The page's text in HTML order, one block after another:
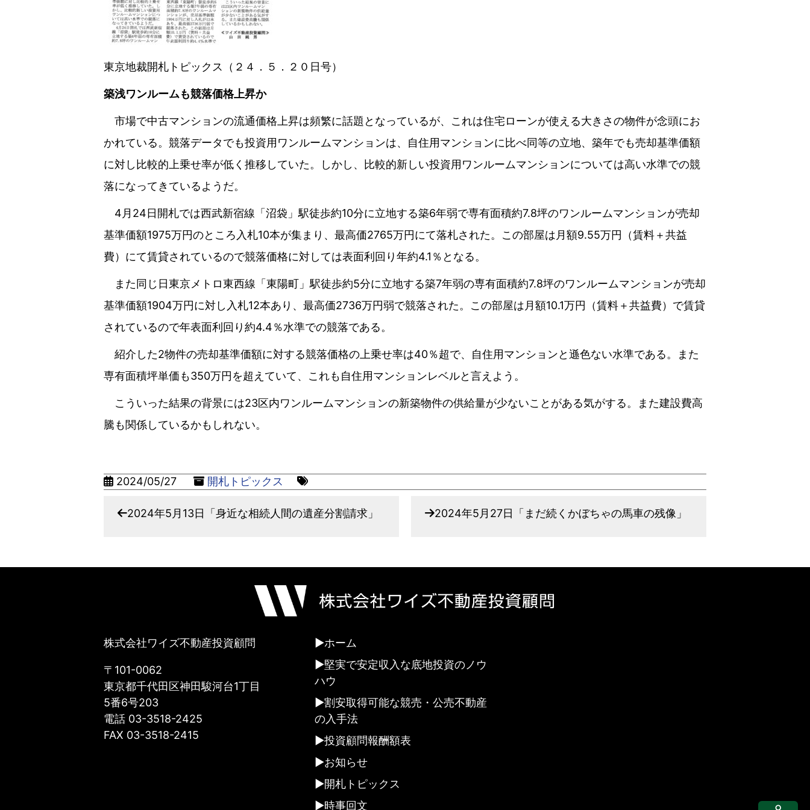
東京地裁開札トピックス（２４．５．２０日号）
築浅ワンルームも競落価格上昇か
市場で中古マンションの流通価格上昇は頻繁に話題となっているが、これは住宅ローンが使える大きさの物件が念頭にお
かれている。競落データでも投資用ワンルームマンションは、自住用マンションに比べ同等の立地、築年でも売却基準価額
に対し比較的上乗せ率が低く推移していた。しかし、比較的新しい投資用ワンルームマンションについては高い水準での競
落になってきているようだ。
4月24日開札では西武新宿線「沼袋」駅徒歩約10分に立地する築6年弱で専有面積約7.8坪のワンルームマンションが売却
基準価額1975万円のところ入札10本が集まり、最高価2765万円にて落札された。この部屋は月額9.55万円（賃料＋共益
費）にて賃貸されているので競落価格に対しては表面利回り年約4.1％となる。
また同じ日東京メトロ東西線「東陽町」駅徒歩約5分に立地する築7年弱の専有面積約7.8坪のワンルームマンションが売却
基準価額1904万円に対し入札12本あり、最高価2736万円弱で競落された。この部屋は月額10.1万円（賃料＋共益費）で賃貸
されているので年表面利回り約4.4％水準での競落である。
紹介した2物件の売却基準価額に対する競落価格の上乗せ率は40％超で、自住用マンションと遜色ない水準である。また
専有面積坪単価も350万円を超えていて、これも自住用マンションレベルと言えよう。
こういった結果の背景には23区内ワンルームマンションの新築物件の供給量が少ないことがある気がする。また建設費高
騰も関係しているかもしれない。
2024/05/27 開札トピックス
2024年5月13日「身近な相続人間の遺産分割請求」 2024年5月27日「まだ続くかぼちゃの馬車の残像」
株式会社ワイズ不動産投資顧問
〒101-0062
東京都千代田区神田駿河台1丁目
5番6号203
電話 03-3518-2425
FAX 03-3518-2415
ホーム
堅実で安定収入な底地投資のノウ
ハウ
割安取得可能な競売・公売不動産
の入手法
投資顧問報酬額表
お知らせ
開札トピックス
時事回文